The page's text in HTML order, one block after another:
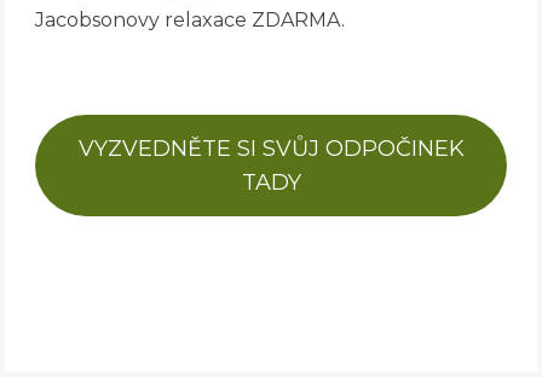
Jacobsonovy relaxace ZDARMA.
VYZVEDNĚTE SI SVŮJ ODPOČINEK
TADY